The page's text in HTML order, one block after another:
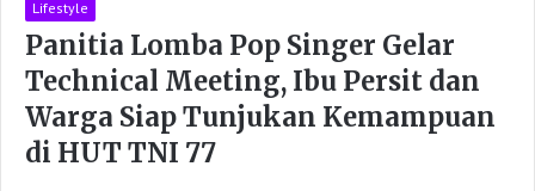
Lifestyle
Panitia Lomba Pop Singer Gelar
Technical Meeting, Ibu Persit dan
Warga Siap Tunjukan Kemampuan
di HUT TNI 77